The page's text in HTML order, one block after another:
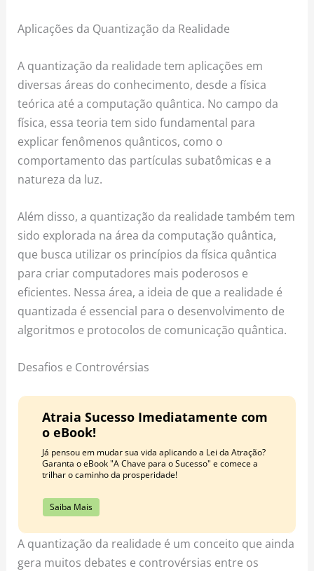
Aplicações da Quantização da Realidade
A quantização da realidade tem aplicações em
diversas áreas do conhecimento, desde a física
teórica até a computação quântica. No campo da
física, essa teoria tem sido fundamental para
explicar fenômenos quânticos, como o
comportamento das partículas subatômicas e a
natureza da luz.
Além disso, a quantização da realidade também tem
sido explorada na área da computação quântica,
que busca utilizar os princípios da física quântica
para criar computadores mais poderosos e
eficientes. Nessa área, a ideia de que a realidade é
quantizada é essencial para o desenvolvimento de
algoritmos e protocolos de comunicação quântica.
Desafios e Controvérsias
Atraia Sucesso Imediatamente com
o eBook!
Já pensou em mudar sua vida aplicando a Lei da Atração?
Garanta o eBook "A Chave para o Sucesso" e comece a
trilhar o caminho da prosperidade!
Saiba Mais
A quantização da realidade é um conceito que ainda
gera muitos debates e controvérsias entre os